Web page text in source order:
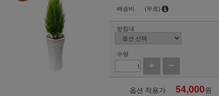
배송비
(무료)
받침대
수량
옵션 적용가 54,000원